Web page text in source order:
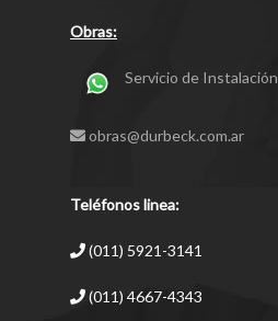
Obras:
Servicio de Instalación
obras@durbeck.com.ar
Teléfonos linea:
(011) 5921-3141
(011) 4667-4343